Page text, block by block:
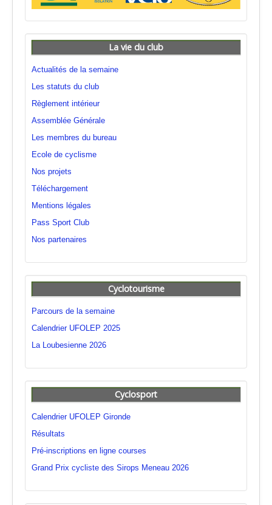
La vie du club
Actualités de la semaine
Les statuts du club
Règlement intérieur
Assemblée Générale
Les membres du bureau
Ecole de cyclisme
Nos projets
Téléchargement
Mentions légales
Pass Sport Club
Nos partenaires
Cyclotourisme
Parcours de la semaine
Calendrier UFOLEP 2025
La Loubesienne 2026
Cyclosport
Calendrier UFOLEP Gironde
Résultats
Pré-inscriptions en ligne courses
Grand Prix cycliste des Sirops Meneau 2026